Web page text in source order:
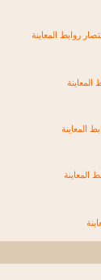
روابط المعاينة
المعاينة
المعاينة
المعاينة